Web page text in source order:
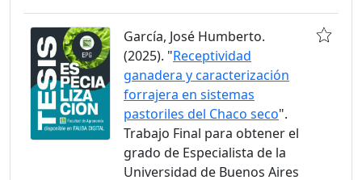
García, José Humberto.
(2025). "Receptividad
ganadera y caracterización
forrajera en sistemas
pastoriles del Chaco seco".
Trabajo Final para obtener el
grado de Especialista de la
Universidad de Buenos Aires